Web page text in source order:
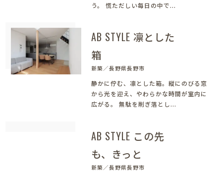
う。 慌ただしい毎日の中で...
AB STYLE 凛とした
箱
新築／長野県長野市
静かに佇む、凛とした箱。縦にのびる窓
から光を迎え、やわらかな時間が室内に
広がる。 無駄を削ぎ落とし...
AB STYLE この先
も、きっと
新築／長野県長野市